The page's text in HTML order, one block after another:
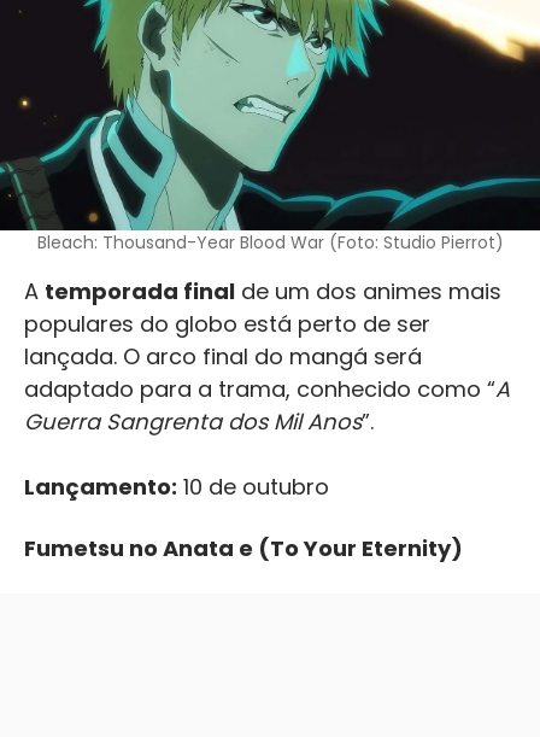
Bleach: Thousand-Year Blood War (Foto: Studio Pierrot)
A temporada final de um dos animes mais
populares do globo está perto de ser
lançada. O arco final do mangá será
adaptado para a trama, conhecido como “A
Guerra Sangrenta dos Mil Anos”.
Lançamento: 10 de outubro
Fumetsu no Anata e (To Your Eternity)